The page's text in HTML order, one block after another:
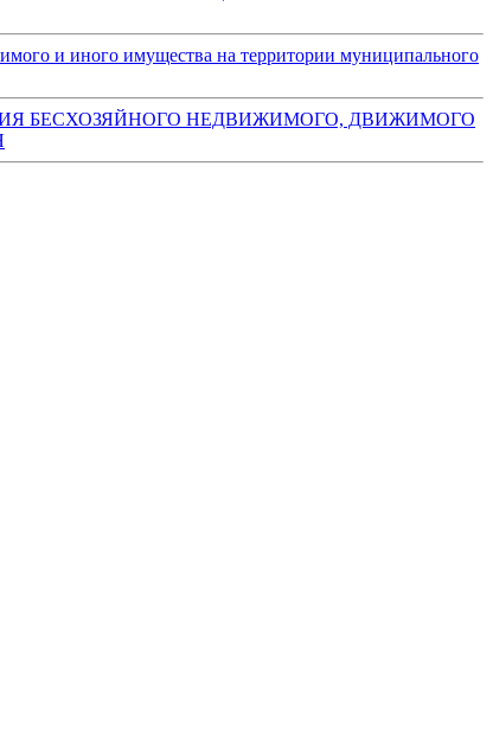
и иного имущества на территории муниципального
БЕСХОЗЯЙНОГО НЕДВИЖИМОГО, ДВИЖИМОГО